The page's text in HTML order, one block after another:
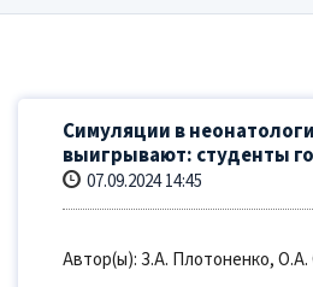
Симуляции в
выигрывают: студенты
07.09.2024 14:45
Автор(ы): З.А. Плотоненко, О.А.